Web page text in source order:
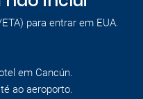
para entrar em EUA.
em Cancún.
ao aeroporto.